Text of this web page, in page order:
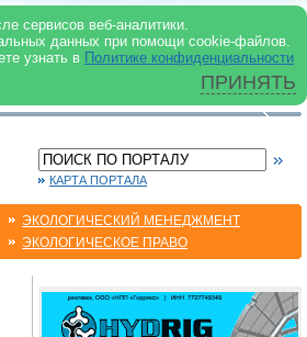
сервисов веб-аналитики.
данных при помощи cookie-файлов.
узнать в Политике конфиденциальности
ПРИНЯТЬ
КАРТА ПОРТАЛА
ЭКОЛОГИЧЕСКИЙ МЕНЕДЖМЕНТ
ЭКОЛОГИЧЕСКОЕ ПРАВО